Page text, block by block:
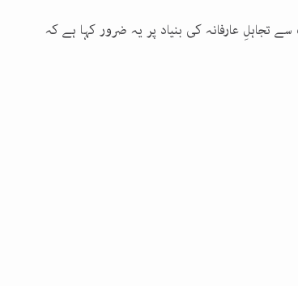
تجاہلِ عارفانہ کی بنیاد پر یہ ضرور کہا ہے کہ